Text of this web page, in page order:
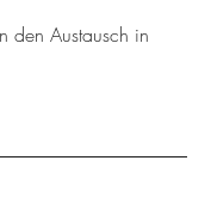
den Austausch in